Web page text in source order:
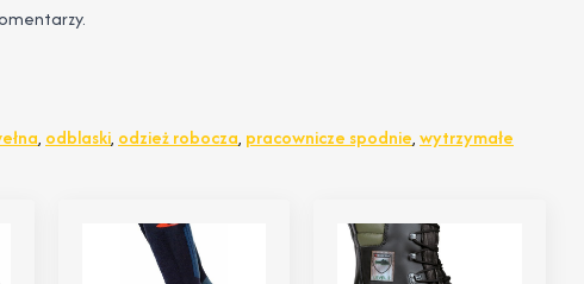
, odblaski, odzież robocza, pracownicze spodnie,wytrzymałe